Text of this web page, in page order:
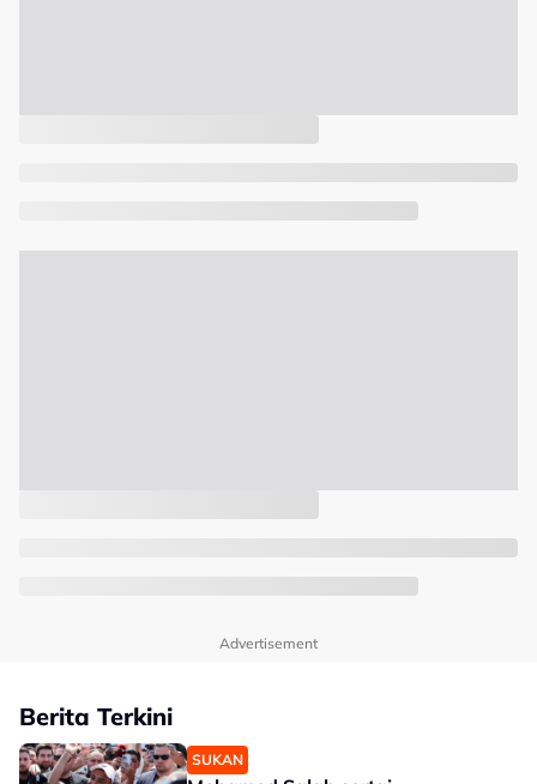
Advertisement
Berita Terkini
SUKAN